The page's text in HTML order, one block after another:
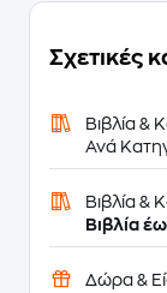
Σχετικές
Βιβλία &
Ανά
Βιβλία &
Βιβλία
Δώρα &